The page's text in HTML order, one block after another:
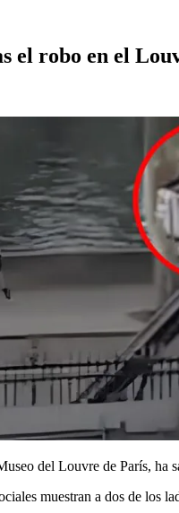
el robo en el
del Louvre de París,
muestran a dos de los